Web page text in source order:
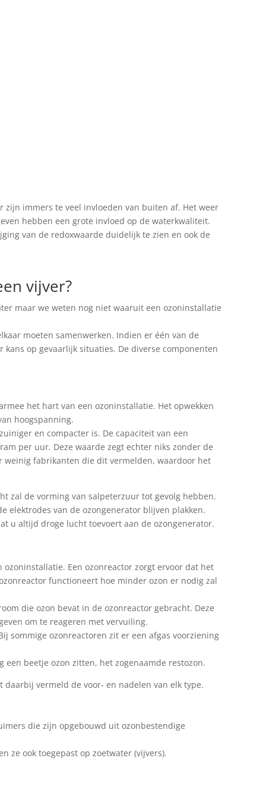
zijn immers te veel invloeden van buiten af. Het weer
hebben een grote invloed op de waterkwaliteit.
van de redoxwaarde duidelijk te zien en ook de
vijver?
maar we weten nog niet waaruit een ozoninstallatie
moeten samenwerken. Indien er één van de
op gevaarlijk situaties. De diverse componenten
het hart van een ozoninstallatie. Het opwekken
hoogspanning.
en compacter is. De capaciteit van een
per uur. Deze waarde zegt echter niks zonder de
weinig fabrikanten die dit vermelden, waardoor het
zal de vorming van salpeterzuur tot gevolg hebben.
elektrodes van de ozongenerator blijven plakken.
u altijd droge lucht toevoert aan de ozongenerator.
Een ozonreactor zorgt ervoor dat het
functioneert hoe minder ozon er nodig zal
die ozon bevat in de ozonreactor gebracht. Deze
om te reageren met vervuiling.
sommige ozonreactoren zit er een afgas voorziening
beetje ozon zitten, het zogenaamde restozon.
vermeld de voor- en nadelen van elk type.
die zijn opgebouwd uit ozonbestendige
ze ook toegepast op zoetwater (vijvers).